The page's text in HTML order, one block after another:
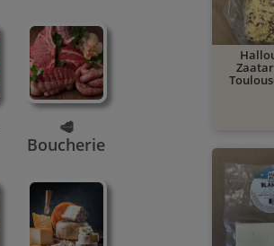
🥩
Boucherie